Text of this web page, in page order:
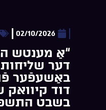
02/10/2026
“אַ מענטש
דער שליחות
באַשעפֿער
דוד קיוואק
בשבט